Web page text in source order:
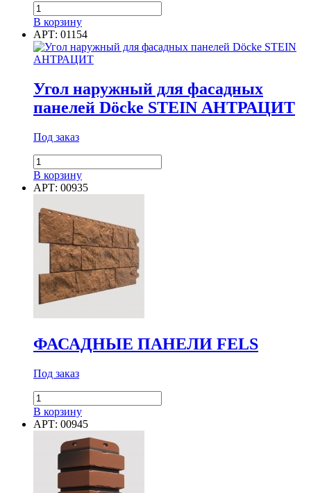
Количество
товара
Угол
наружный
для
фасадных
панелей
Döcke
EDEL
БЕРИЛЛ
В корзину
АРТ: 01154
Угол наружный для фасадных
панелей Döcke STEIN АНТРАЦИТ
Под заказ
Количество
товара
Угол
наружный
для
фасадных
панелей
Döcke
STEIN
АНТРАЦИТ
В корзину
АРТ: 00935
ФАСАДНЫЕ ПАНЕЛИ FELS
Под заказ
Количество
товара
ФАСАДНЫЕ
ПАНЕЛИ
В корзину
АРТ: 00945